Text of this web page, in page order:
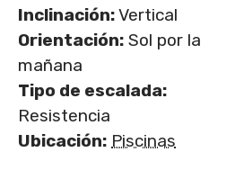
Inclinación:Vertical
Orientación: Sol por la
mañana
Tipo de escalada:
Resistencia
Ubicación: Piscinas